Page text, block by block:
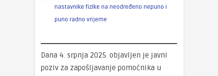
nastavnike fizike na neodređeno nepuno i
puno radno vrijeme
Dana 4. srpnja 2025. objavljen je javni
poziv za zapošljavanje pomoćnika u